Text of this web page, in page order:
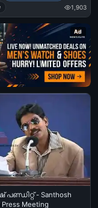
1,903
Ad
- Santhosh
Press Meeting